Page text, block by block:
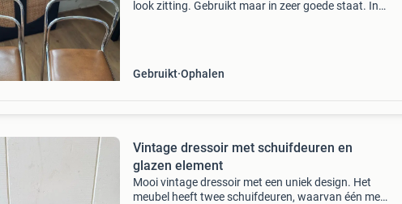
look zitting. Gebruikt maar in zeer goede staat. In
Gebruikt Ophalen
Vintage dressoir met schuifdeuren en
glazen element
Mooi vintage dressoir met een uniek design. Het
meubel heeft twee schuifdeuren, waarvan één met